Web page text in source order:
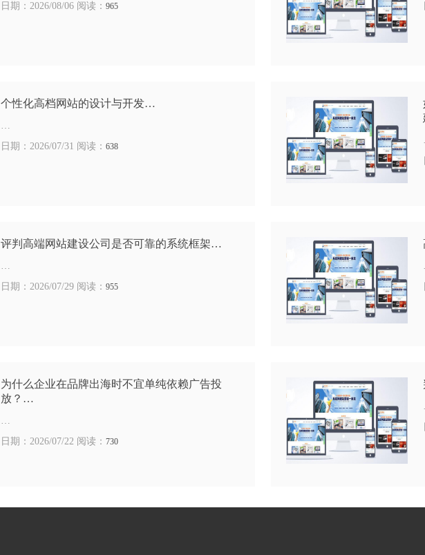
日期：2026/08/06 阅读： 965
个性化高档网站的设计与开发…
…
日期：2026/07/31 阅读： 638
评判高端网站建设公司是否可靠的系统框架…
…
日期：2026/07/29 阅读： 955
为什么企业在品牌出海时不宜单纯依赖广告投
放？…
…
日期：2026/07/22 阅读： 730